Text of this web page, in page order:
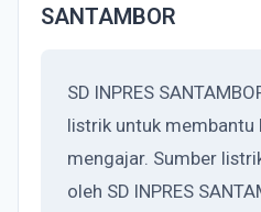
SANTAMBOR
SD INPRES
listrik untuk membantu
mengajar. Sumber
oleh SD INPRES